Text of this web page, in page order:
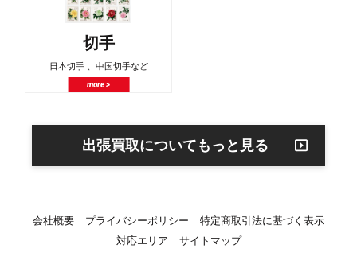
切手
日本切手 、中国切手など
more >
出張買取についてもっと見る
会社概要 プライバシーポリシー
特定商取引法に基づく表示
対応エリア
サイトマップ